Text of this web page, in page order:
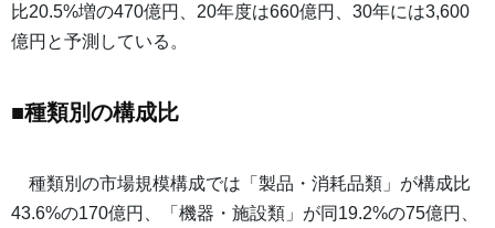
比20.5%増の470億円、20年度は660億円、30年には3,600
億円と予測している。
■種類別の構成比
種類別の市場規模構成では「製品・消耗品類」が構成比
43.6%の170億円、「機器・施設類」が同19.2%の75億円、